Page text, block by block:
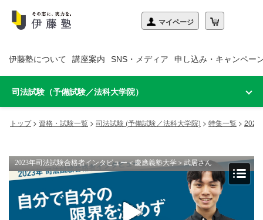
伊藤塾について 講座案内 SNS・メディア 申し込み・キャンペー
司法試験（予備試験／法科大学院）
トップ> 資格・試験一覧 > 司法試験 (予備試験／法科大学院) > 特集一覧 > 2023